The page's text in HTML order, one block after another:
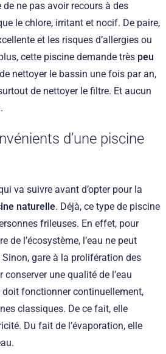
ne pas avoir recours à des
le chlore, irritant et nocif. De paire,
et les risques d’allergies ou
cette piscine demande très peu
nettoyer le bassin une fois par an,
de nettoyer le filtre. Et aucun
d’une piscine
va suivre avant d’opter pour la
naturelle. Déjà, ce type de piscine
frileuses. En effet, pour
de l’écosystème, l’eau ne peut
gare à la prolifération des
une qualité de l’eau
doit fonctionner continuellement,
classiques. De ce fait, elle
Du fait de l’évaporation, elle